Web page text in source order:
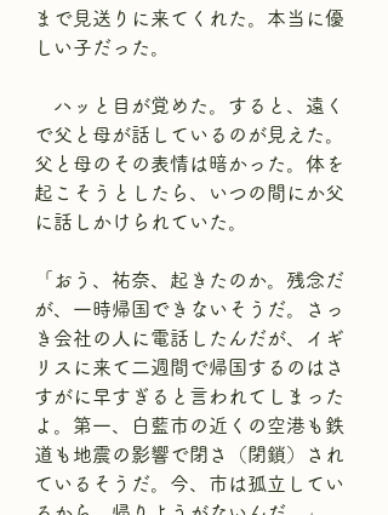
まで見送りに来てくれた。本当に優
しい子だった。
ハッと目が覚めた。すると、遠く
で父と母が話しているのが見えた。
父と母のその表情は暗かった。体を
起こそうとしたら、いつの間にか父
に話しかけられていた。
「おう、祐奈、起きたのか。残念だ
が、一時帰国できないそうだ。さっ
き会社の人に電話したんだが、イギ
リスに来て二週間で帰国するのはさ
すがに早すぎると言われてしまった
よ。第一、白藍市の近くの空港も鉄
道も地震の影響で閉さ（閉鎖）され
ているそうだ。今、市は孤立してい